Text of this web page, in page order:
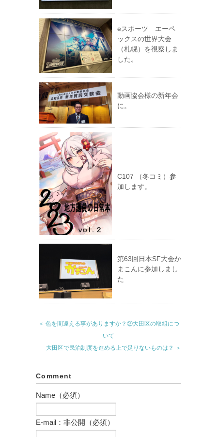
eスポーツ エーペ
ックスの世界大会
（札幌）を視察しま
した。
動画協会様の新年会
に。
C107 （冬コミ）参
加します。
第63回日本SF大会か
まこんに参加しまし
た
＜ 色を間違える事がありますか？②大田区の取組につ
いて
大田区で民泊制度を進める上で足りないものは？ ＞
Comment
Name（必須）
E-mail：非公開（必須）